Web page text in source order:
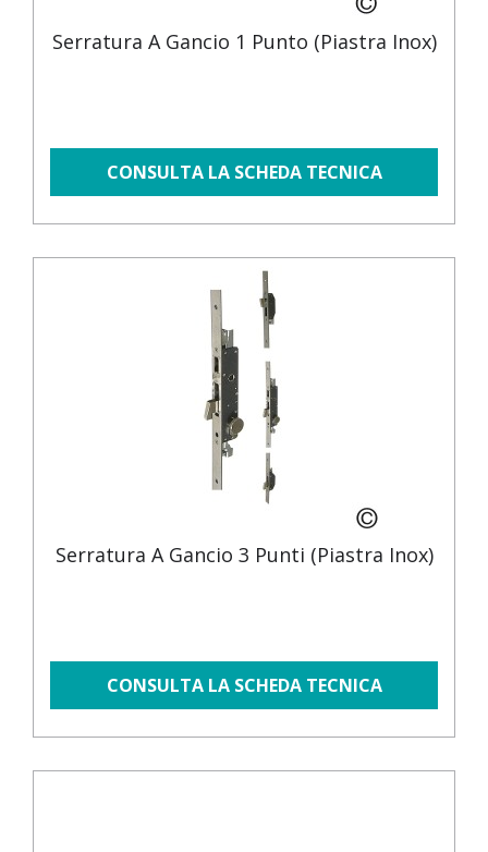
Serratura A Gancio 1 Punto (piastra Inox)
CONSULTA LA SCHEDA TECNICA
Serratura A Gancio 3 Punti (piastra Inox)
CONSULTA LA SCHEDA TECNICA